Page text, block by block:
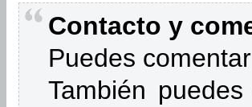
Contacto y
Puedes
También